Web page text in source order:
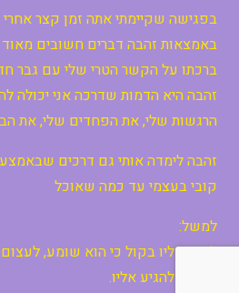
בפגישה שקיימתי אתה זמן קצר אחרי
באמצאות זהבה דברים חשובים
ברכתו על הקשר הטרי שלי עם גבר
זהבה היא הדמות שדרכה אני יכולה
הרגשות שלי, את הפחדים שלי, את
זהבה לימדה אותי גם דרכים
קובי בעצמי עד כמה שאוכל
למשל:
לדבר אליו בקול כי הוא שומע, לעצום
ולנסות להגיע אליו.